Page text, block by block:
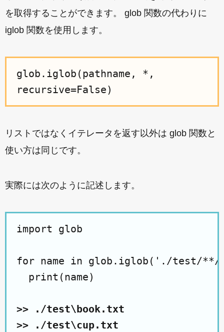
を取得することができます。 glob 関数の代わりに
iglob 関数を使用します。
glob.iglob(pathname, *,
recursive=False)
リストではなくイテレータを返す以外は glob 関数と
使い方は同じです。
実際には次のように記述します。
import glob
for name in glob.iglob('./test/
  print(name)
>> ./test\book.txt
>> ./test\cup.txt